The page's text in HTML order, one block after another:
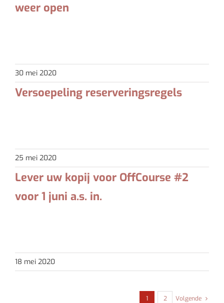
weer open
30 mei 2020
Versoepeling reserveringsregels
25 mei 2020
Lever uw kopij voor OffCourse #2
voor 1 juni a.s. in.
18 mei 2020
1 2 Volgende